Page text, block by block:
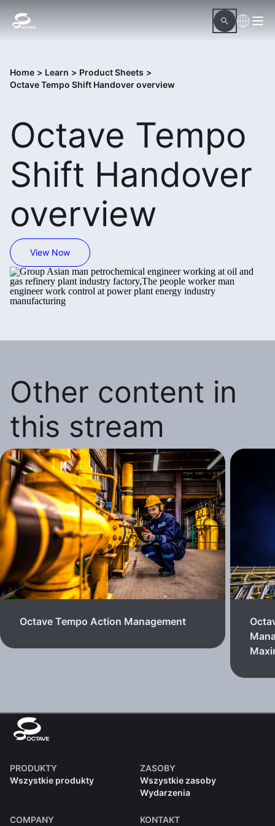
Home > Learn > Product Sheets >
Octave Tempo Shift Handover overview
Octave Tempo
Shift Handover
overview
View Now
Other content in
this stream
Octave Tempo Action Management
PRODUKTY
Wszystkie produkty
ZASOBY
Wszystkie zasoby
Wydarzenia
COMPANY KONTAKT